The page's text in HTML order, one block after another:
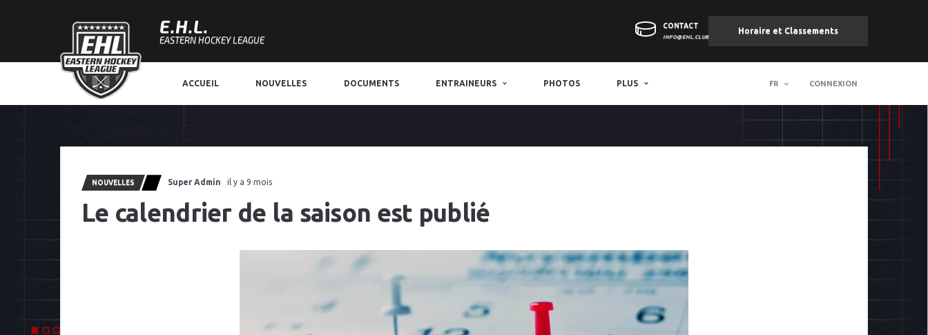
E.H.L.
EASTERN HOCKEY LEAGUE
CONTACT
INFO@EHL.CLUB
Horaire et Classements
ACCUEIL NOUVELLES DOCUMENTS ENTRAINEURS PHOTOS PLUS FR CONNEXION
NOUVELLES Super Admin il y a 9 mois
Le calendrier de la saison est publié